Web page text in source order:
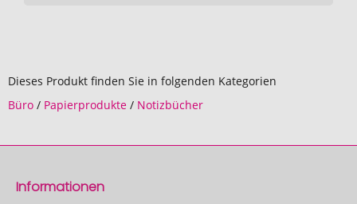
Dieses Produkt finden Sie in folgenden Kategorien
Büro / Papierprodukte / Notizbücher
Informationen